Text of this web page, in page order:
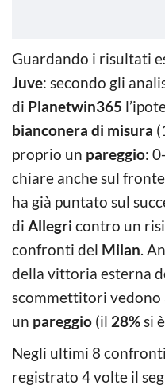
Guardando i risultati
Juve: secondo gli
di Planetwin365
bianconera di misura
proprio un pareggio:
chiare anche sul
ha già puntato sul
di Allegri contro un
confronti del Milan.
della vittoria esterna
scommettitori vedono
un pareggio (il 28%si
Negli ultimi 8
registrato 4 volte il